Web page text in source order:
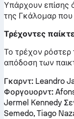
Υπάρχουν επίσης
της Γκάλομαρ που
Τρέχοντες
Το τρέχον ρόστερ
απόδοση των
Γκαρντ:Leandro
Φοργουορντ:
Jermel Kennedy
Semedo, Tiago